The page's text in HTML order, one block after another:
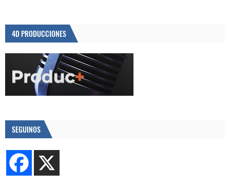
4D PRODUCCIONES
SEGUINOS